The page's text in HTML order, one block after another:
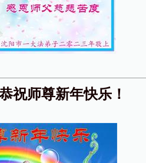
祝师尊新年快乐！